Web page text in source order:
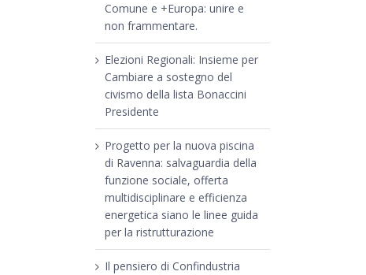
Comune e +Europa: unire e
non frammentare.
Elezioni Regionali: Insieme per
Cambiare a sostegno del
civismo della lista Bonaccini
Presidente
Progetto per la nuova piscina
di Ravenna: salvaguardia della
funzione sociale, offerta
multidisciplinare e efficienza
energetica siano le linee guida
per la ristrutturazione
Il pensiero di Confindustria